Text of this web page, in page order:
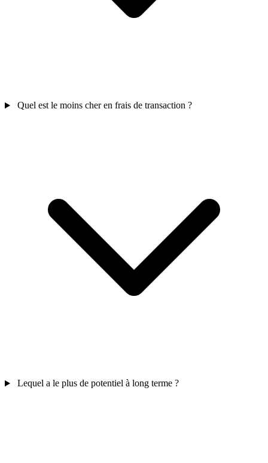
Quel est le moins cher en frais de transaction ?
Lequel a le plus de potentiel à long terme ?